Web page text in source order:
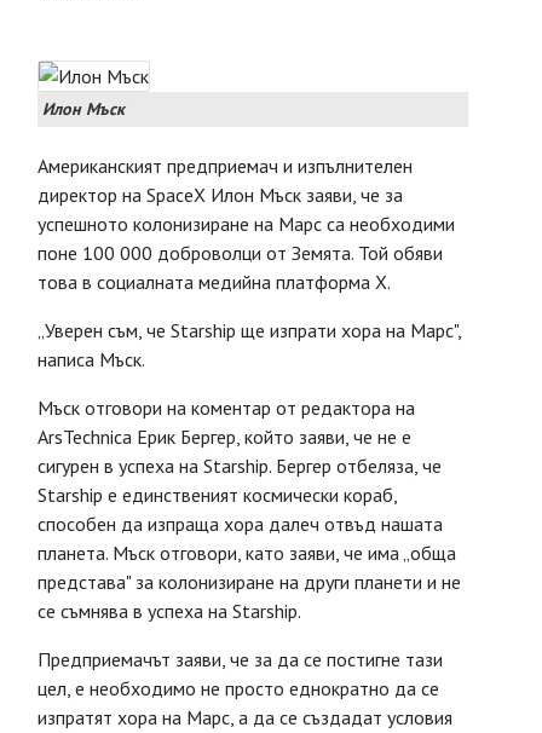
Илон Мъск
Американският предприемач и изпълнителен
директор на SpaceX Илон Мъск заяви, че за
успешното колонизиране на Марс са необходими
поне 100 000 доброволци от Земята. Той обяви
това в социалната медийна платформа X.
„Уверен съм, че Starship ще изпрати хора на Марс",
написа Мъск.
Мъск отговори на коментар от редактора на
ArsTechnica Ерик Бергер, който заяви, че не е
сигурен в успеха на Starship. Бергер отбеляза, че
Starship е единственият космически кораб,
способен да изпраща хора далеч отвъд нашата
планета. Мъск отговори, като заяви, че има „обща
представа" за колонизиране на други планети и не
се съмнява в успеха на Starship.
Предприемачът заяви, че за да се постигне тази
цел, е необходимо не просто еднократно да се
изпратят хора на Марс, а да се създадат условия